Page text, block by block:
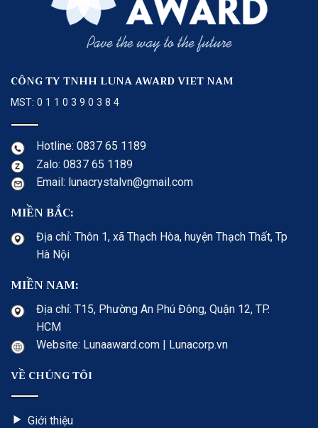
CÔNG TY TNHH LUNA AWARD VIET NAM
MST: 0 1 1 0 3 9 0 3 8 4
Hotline: 0837 65 1189
Zalo: 0837 65 1189
Email: lunacrystalvn@gmail.com
MIỀN BẮC:
Địa chỉ: Thôn 1, xã Thạch Hòa, huyện Thạch Thất, Tp
Hà Nội
MIỀN NAM:
Địa chỉ: T15, Phường An Phú Đông, Quận 12, TP.
HCM
Website: Lunaaward.com | Lunacorp.vn
VỀ CHÚNG TÔI
Giới thiệu